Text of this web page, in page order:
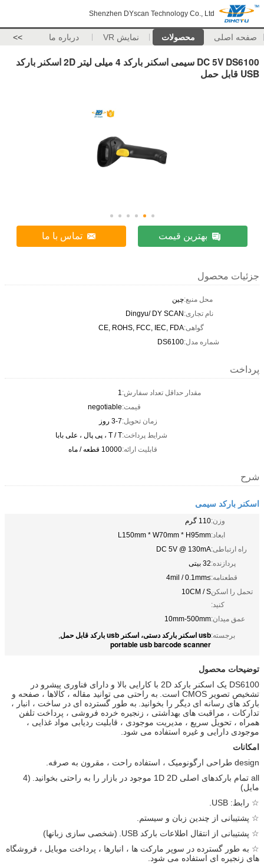
Shenzhen DYscan Technology Co., Ltd
صفحه اصلی محصولات نمایش VR درباره ما >>
DC 5V DS6100 سیمی اسکنر بارکد 4 ​​میلی لیتر 2D اسکنر بارکد
USB قابل حمل
بهترین قیمت تماس با ما
جزئیات محصول
محل منبع:چین
نام تجاری:Dingyu/ DY SCAN
گواهی:CE, ROHS, FCC, IEC, FDA
شماره مدل:DS6100
پرداخت
مقدار حداقل تعداد سفارش:1
قیمت:negotiable
زمان تحویل:3-7 روز
شرایط پرداخت:T / T ، پی پال ، علی بابا
قابلیت ارائه:10000 قطعه / ماه
شرح
اسکنر بارکد سیمی
وزن:110 گرم
ابعاد:L150mm * W70mm * H95mm
راه ارتباطی:DC 5V @ 130mA
پردازنده:32 بیتی
قطعنامه:≥4mil / 0.1mm
تحمل را اسکن
کنید:
10CM / S
عمق میدان:10mm-500mm
برجسته:usb اسکنر بارکد دستی، اسکنر usb بارکد قابل حمل ,
portable usb barcode scanner
توضیحات محصول
DS6100 یک اسکنر بارکد 2D با کارایی بالا و دارای فناوری پیشرو در
تشخیص تصویر CMOS است.
به راحتی می توانید مقاله ، کالاها ، صفحه و
بارکد های رسانه ای دیگر را بخوانید.
به طور گسترده ای در ساخت ، انبار ،
تدارکات ، مراقبت های بهداشتی ، زنجیره خرده فروشی ، پرداخت تلفن
همراه ، تحویل سریع ، مدیریت موجودی ، قابلیت ردیابی مواد غذایی ،
موجودی دارایی و غیره استفاده می شود.
امکانات
design طراحی ارگونومیک ، استفاده راحت ، مقرون به صرفه.
all تمام بارکدهای اصلی 1D 2D موجود در بازار را به راحتی بخوانید.
(4
مایل)
☆ رابط: USB.
☆ پشتیبانی از چندین زبان و سیستم.
☆ پشتیبانی از انتقال اطلاعات بارکد USB.
(شخصی سازی زبانها)
☆ به طور گسترده در سوپر مارکت ها ، انبارها ، پرداخت موبایل ، فروشگاه
های زنجیره ای استفاده می شود.